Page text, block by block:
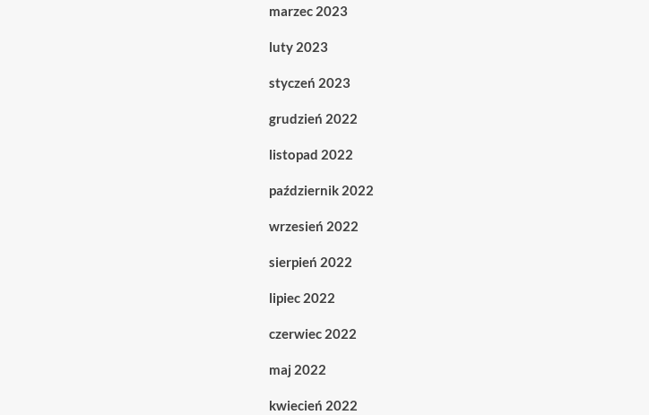
marzec 2023
luty 2023
styczeń 2023
grudzień 2022
listopad 2022
październik 2022
wrzesień 2022
sierpień 2022
lipiec 2022
czerwiec 2022
maj 2022
kwiecień 2022